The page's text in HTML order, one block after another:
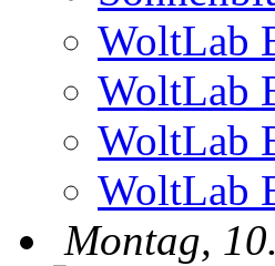
WoltLab
WoltLab
WoltLab
WoltLab
Montag,